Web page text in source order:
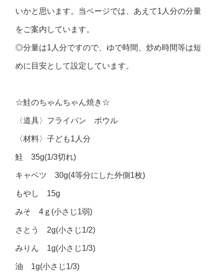
いかと思います。当ページでは、あえて1人分の分量
をご案内しています。
◎分量は1人分ですので、ゆで時間、炒め時間等は短
めに目安として設定しています。
☆鮭のちゃんちゃん焼き☆
〈道具〉フライパン ボウル
〈材料〉子ども1人分
鮭 35g(1/3切れ)
キャベツ 30g(4等分にした外側1枚)
もやし 15g
みそ 4ｇ(小さじ1弱)
さとう 2g(小さじ1/2)
みりん 1g(小さじ1/3)
油 1g(小さじ1/3)